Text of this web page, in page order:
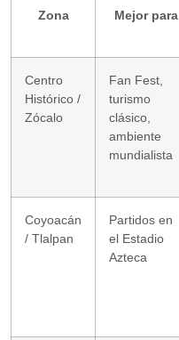
Zona Mejor para
Centro
Histórico /
Zócalo
Fan Fest,
turismo
clásico,
ambiente
mundialista
Coyoacán
/ Tlalpan
Partidos en
el Estadio
Azteca